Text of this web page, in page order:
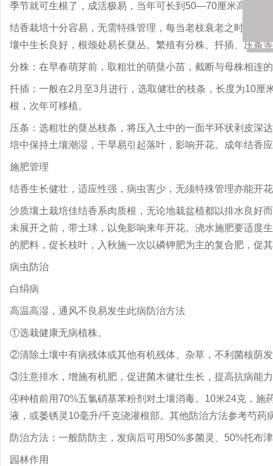
季节就可生根了，成活极易，当年可长到50—70厘米高。扦
结香栽培十分容易，无需特殊管理，每当老枝衰老之时，及
壤中生长良好，根颈处易长蘖丛。繁殖有分株、扦插、压条
分株：在早春萌芽前，取粗壮的萌蘖小苗，截断与母株相连
扦插：一般在2月至3月进行，选取健壮的枝条，长度为10
根，次年可移植。
压条：选粗壮的蘖丛枝条，将压入土中的一面半环状剥皮深
培中保持土壤潮湿，干旱易引起落叶，影响开花。成年结香
施肥管理
结香生长健壮，适应性强，病虫害少，无须特殊管理亦能开
沙质壤土栽培佳结香系肉质根，无论地栽盆植都以排水良好
未展开之前，带土球，以免影响来年开花。浇水施肥要适度
的肥料，促长枝叶，入秋施一次以磷钾肥为主的复合肥，促
病虫防治
白绢病
高温高湿，通风不良易发生此病防治方法
①选栽健康无病植株。
②清除土壤中有病残体或其他有机残体、杂草，不利菌核荫
③注意排水，增施有机肥，促进菌木健壮生长，提高抗病能力
④种植前用70%五氯硝基苯粉剂对土壤消毒。10米24克，施
液，或萎锈灵10毫升/千克浇灌根部。其他防治方法参考芍
防治方法：一般防防主，发病后可用50%多菌灵、50%托布
园林作用